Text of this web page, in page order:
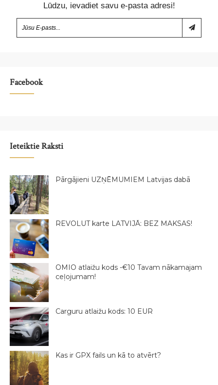
Lūdzu, ievadiet savu e-pasta adresi!
Facebook
Ieteiktie Raksti
Pārgājieni UZŅĒMUMIEM Latvijas dabā
REVOLUT karte LATVIJĀ: BEZ MAKSAS!
OMIO atlaižu kods -€10 Tavam nākamajam
ceļojumam!
Carguru atlaižu kods: 10 EUR
Kas ir GPX fails un kā to atvērt?